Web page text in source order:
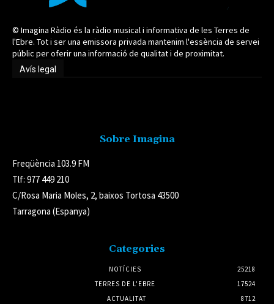
© Imagina Ràdio és la ràdio musical i informativa de les Terres de
l'Ebre. Tot i ser una emissora privada mantenim l'essència de servei
públic per oferir una informació de qualitat i de proximitat.
Avís legal
Sobre Imagina
Freqüència 103.9 FM
Tlf: 977 449 210
C/Rosa Maria Moles, 2, baixos Tortosa 43500
Tarragona (Espanya)
Categories
NOTÍCIES
25218
TERRES DE L'EBRE
17524
ACTUALITAT
8712